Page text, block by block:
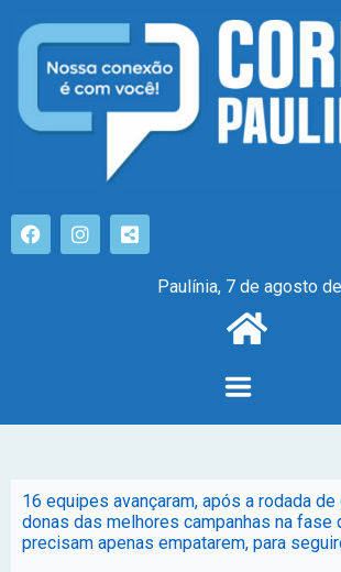
Paulínia, 7 de agosto
16 equipes avançaram, após a rodada
donas das melhores campanhas na fase
precisam apenas empatarem, para